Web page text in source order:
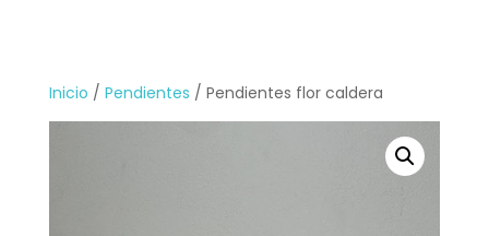
Inicio / Pendientes / Pendientes flor caldera